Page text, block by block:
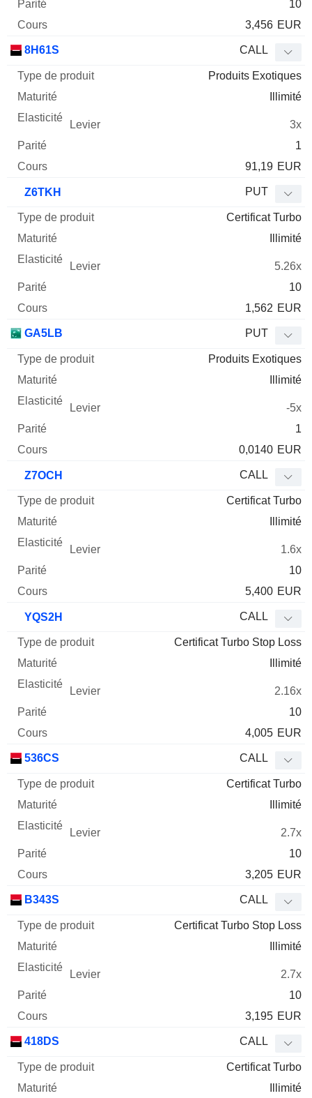
10
3,456 EUR
8H61S CALL
Produits Exotiques
Illimité
3x
1
91,19 EUR
Z6TKH PUT
Certificat Turbo
Illimité
5.26x
10
1,562 EUR
GA5LB PUT
Produits Exotiques
Illimité
-5x
1
0,0140 EUR
Z7OCH CALL
Certificat Turbo
Illimité
1.6x
10
5,400 EUR
YQS2H CALL
Certificat Turbo Stop Loss
Illimité
2.16x
10
4,005 EUR
536CS CALL
Certificat Turbo
Illimité
2.7x
10
3,205 EUR
B343S CALL
Certificat Turbo Stop Loss
Illimité
2.7x
10
3,195 EUR
418DS CALL
Certificat Turbo
Illimité